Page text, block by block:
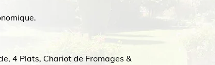
4 Plats, Chariot de Fromages &